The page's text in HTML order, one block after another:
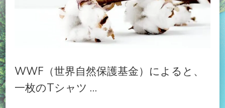
WWF（世界自然保護基金）によると、
一枚のTシャツ …